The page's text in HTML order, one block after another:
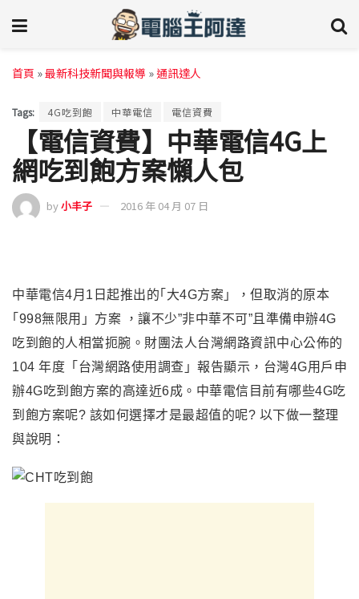
首頁 »最新科技新聞與報導 »通訊達人
Tags: 4G吃到飽 中華電信 電信資費
【電信資費】中華電信4G上
網吃到飽方案懶人包
by小丰子 2016 年 04 月 07 日
中華電信4月1日起推出的｢大4G方案」，但取消的原本
｢998無限用」方案
， 讓不少”非中華不可”且準備申辦4G
吃到飽的人相當扼腕。 財團法人台灣網路資訊中心公佈的
104 年度「台灣網路使用調查」報告顯示 ， 台灣4G用戶申
辦4G吃到飽方案的高達近6成。中華電信目前有哪些4G吃
到飽方案呢? 該如何選擇才是最超值的呢? 以下做一整理
與說明：